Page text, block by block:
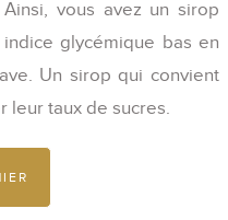
vous avez un sirop
glycémique bas en
Un sirop qui convient
leur taux de sucres.